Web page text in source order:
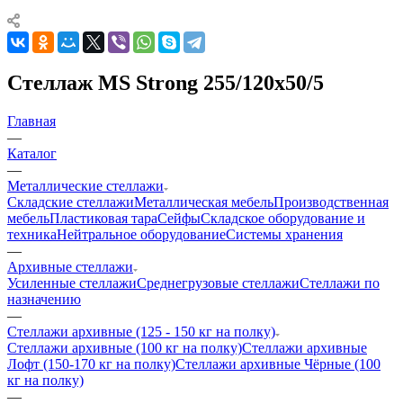
Стеллаж MS Strong 255/120х50/5
Главная
—
Каталог
—
Металлические стеллажи
Складские стеллажиМеталлическая мебельПроизводственная
мебельПластиковая тараСейфыСкладское оборудование и
техникаНейтральное оборудованиеСистемы хранения
—
Архивные стеллажи
Усиленные стеллажиСреднегрузовые стеллажиСтеллажи по
назначению
—
Стеллажи архивные (125 - 150 кг на полку)
Стеллажи архивные (100 кг на полку)Стеллажи архивные
Лофт (150-170 кг на полку)Стеллажи архивные Чёрные (100
кг на полку)
—